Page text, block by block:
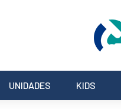
UNIDADES KIDS